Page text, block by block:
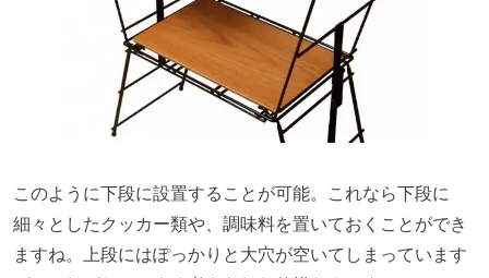
このように下段に設置することが可能。これなら下段に
細々としたクッカー類や、調味料を置いておくことができ
ますね。上段にはぽっかりと大穴が空いてしまっています